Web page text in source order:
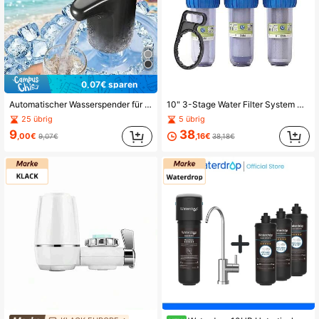
0,07€ sparen
Automatischer Wasserspender für Flaschenwasser, USB aufladbar, kabellose Wasserpumpe, zeitgesteuerte Pumpe, Batteriekapazität: 300mAh
25 übrig
9 ,00€ 9,07€
10" 3-Stage Water Filter System Domestic Water Cistern Fountain Pump 1/2" Inch-
5 übrig
38,16€ 38,18€